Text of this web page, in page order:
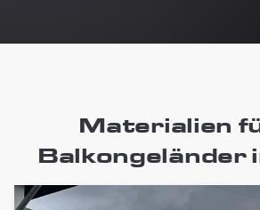
Materialien
Balkongeländer